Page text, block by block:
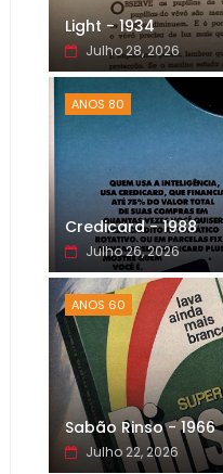
Light - 1934
Julho 28, 2026
ANOS 80
Credicard - 1988
Julho 26, 2026
ANOS 60
Sabão Rinso - 1966
Julho 22, 2026